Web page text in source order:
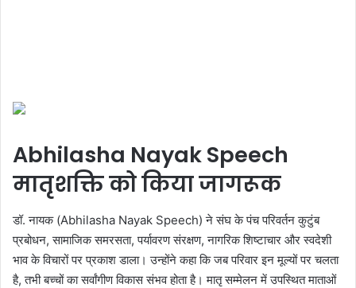
Abhilasha Nayak Speech
मातृशक्ति को किया जागरूक
डॉ. नायक (Abhilasha Nayak Speech) ने संघ के पंच परिवर्तन कुटुंब
प्रबोधन, सामाजिक समरसता, पर्यावरण संरक्षण, नागरिक शिष्टाचार और स्वदेशी
भाव के विचारों पर प्रकाश डाला। उन्होंने कहा कि जब परिवार इन मूल्यों पर चलता
है, तभी बच्चों का सर्वांगीण विकास संभव होता है। मातृ सम्मेलन में उपस्थित माताओं